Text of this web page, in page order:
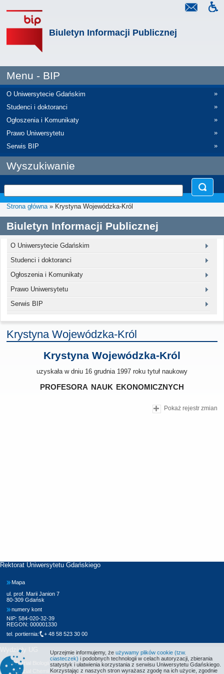
Biuletyn Informacji Publicznej
Menu - BIP
O Uniwersytecie Gdańskim
»
Studenci i doktoranci
»
Ogłoszenia i Komunikaty
»
Prawo Uniwersytetu
»
Serwis BIP
»
Wyszukiwanie
Strona główna» Krystyna Wojewódzka-Król
Biuletyn Informacji Publicznej
O Uniwersytecie Gdańskim
Studenci i doktoranci
Ogłoszenia i Komunikaty
Prawo Uniwersytetu
Serwis BIP
Krystyna Wojewódzka-Król
Krystyna Wojewódzka-Król
uzyskała w dniu 16 grudnia 1997 roku tytuł naukowy
profesora nauk ekonomicznych
Pokaż rejestr zmian
Rektorat Uniwersytetu Gdańskiego
Mapa
ul. prof. Marii Janion 7
80-309 Gdańsk
numery kont
NIP: 584-020-32-39
REGON: 000001330
tel. portiernia:
+ 48 58 523 30 00
Wydziały UG
Wydział Biologii
Wydział Chemii
Uprzejmie informujemy, że używamy plików cookie (tzw.
ciasteczek) i podobnych technologii w celach autoryzacji, zbierania
statystyk i ułatwienia korzystania z serwisu Uniwersytetu Gdańskiego.
Korzystając z naszych stron wyrażasz zgodę na ich użycie, zgodnie